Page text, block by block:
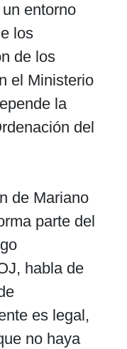
entorno
los
de los
el Ministerio
la
del
de Mariano
parte del
habla de
es legal,
no haya